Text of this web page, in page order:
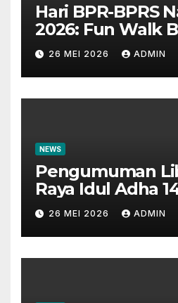
Hari BPR-BPRS
2026: Fun Walk
Masyarakat dan
Perbankan
26 MEI 2026 ADMIN
NEWS
Pengumuman
Raya Idul Adha
26 MEI 2026 ADMIN